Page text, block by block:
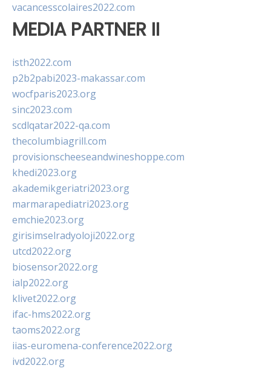
vacancesscolaires2022.com
MEDIA PARTNER II
isth2022.com
p2b2pabi2023-makassar.com
wocfparis2023.org
sinc2023.com
scdlqatar2022-qa.com
thecolumbiagrill.com
provisionscheeseandwineshoppe.com
khedi2023.org
akademikgeriatri2023.org
marmarapediatri2023.org
emchie2023.org
girisimselradyoloji2022.org
utcd2022.org
biosensor2022.org
ialp2022.org
klivet2022.org
ifac-hms2022.org
taoms2022.org
iias-euromena-conference2022.org
ivd2022.org